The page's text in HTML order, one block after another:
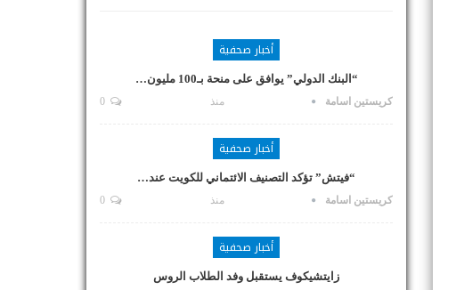
أخبار صحفية
“البنك الدولي” يوافق على منحة بـ100 مليون…
كريستين اسامة منذ
أخبار صحفية
“فيتش” تؤكد التصنيف الائتماني للكويت عند…
كريستين اسامة منذ
أخبار صحفية
زايتشيكوف يستقبل وفد الطلاب الروس